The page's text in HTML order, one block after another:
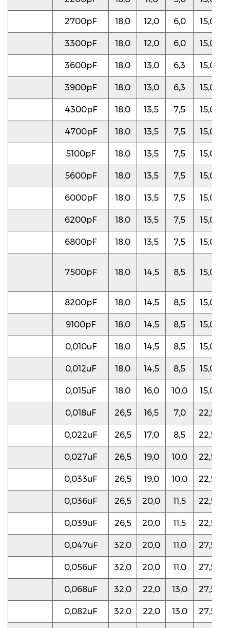
2700pF 18,0 12,0 6,0 15,0
3300pF 18,0 12,0 6,0 15,0
3600pF 18,0 13,0 6,3 15,0
3900pF 18,0 13,0 6,3 15,0
4300pF 18,0 13,5 7,5 15,0
4700pF 18,0 13,5 7,5 15,0
5100pF 18,0 13,5 7,5 15,0
5600pF 18,0 13,5 7,5 15,0
6000pF 18,0 13,5 7,5 15,0
6200pF 18,0 13,5 7,5 15,0
6800pF 18,0 13,5 7,5 15,0
7500pF 18,0 14,5 8,5 15,0
8200pF 18,0 14,5 8,5 15,0
9100pF 18,0 14,5 8,5 15,0
0,010uF 18,0 14,5 8,5 15,0
0,012uF 18,0 14,5 8,5 15,0
0,015uF 18,0 16,0 10,0 15,0
0,018uF 26,5 16,5 7,0 22,5
0,022uF 26,5 17,0 8,5 22,5
0,027uF 26,5 19,0 10,0 22,5
0,033uF 26,5 19,0 10,0 22,5
0,036uF 26,5 20,0 11,5 22,5
0,039uF 26,5 20,0 11,5 22,5
0,047uF 32,0 20,0 11,0 27,5
0,056uF 32,0 20,0 11,0 27,5
0,068uF 32,0 22,0 13,0 27,5
0,082uF 32,0 22,0 13,0 27,5